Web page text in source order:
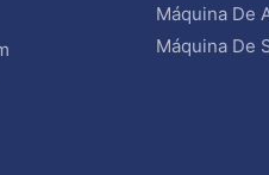
Máquina De
Máquina De